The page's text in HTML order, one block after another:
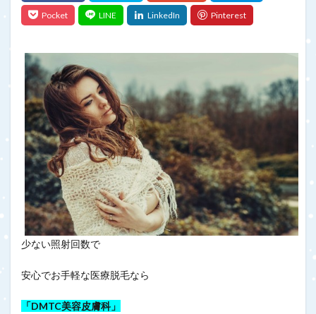
少ない照射回数で
安心でお手軽な医療脱毛なら
「DMTC美容皮膚科」